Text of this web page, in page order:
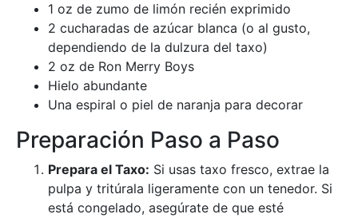
1 oz de zumo de limón recién exprimido
2 cucharadas de azúcar blanca (o al gusto,
dependiendo de la dulzura del taxo)
2 oz de Ron Merry Boys
Hielo abundante
Una espiral o piel de naranja para decorar
Preparación Paso a Paso
Prepara el Taxo: Si usas taxo fresco, extrae la
pulpa y tritúrala ligeramente con un tenedor. Si
está congelado, asegúrate de que esté